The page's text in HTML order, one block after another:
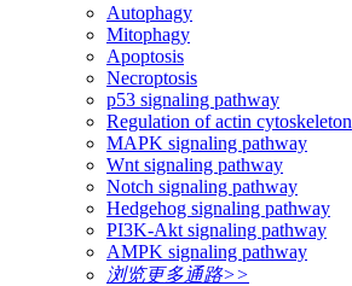
Autophagy
Mitophagy
Apoptosis
Necroptosis
p53 signaling pathway
Regulation of actin cytoskeleton
MAPK signaling pathway
Wnt signaling pathway
Notch signaling pathway
Hedgehog signaling pathway
PI3K-Akt signaling pathway
AMPK signaling pathway
浏览更多通路>>